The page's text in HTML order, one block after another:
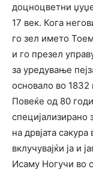
доцноцветни
17 век. Кога
го зел името
и го презел
за уредување
основало во 1832
Повеќе од 80
специјализирано
на дрвјата
вклучувајќи ја и
Исаму Ногучи во